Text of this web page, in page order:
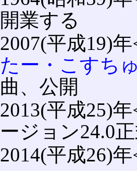
開業する
2007(平成19)
たー・こすち
曲、公開
2013(平成25)
ージョン24.0
2014(平成26)